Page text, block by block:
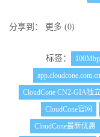
分享到： 更多 (0)
标签：
app.cloudcone.com.cn
CloudCone CN2-GIA独
CloudCone官网
CloudCone最新优惠